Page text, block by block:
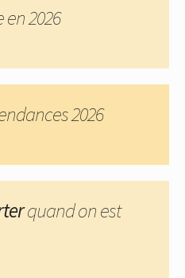
2026
2026
quand on est